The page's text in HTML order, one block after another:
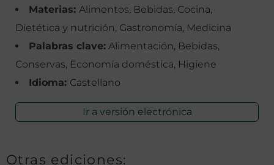
Materias: Alimentos, Bebidas, Cocina,
Dietética y nutrición, Gastronomía, Medicina
Palabras clave: Alimentación, Bebidas,
Conservas, Economía doméstica, Higiene
Idioma: Castellano
Ir a versión electrónica
Otras ediciones: